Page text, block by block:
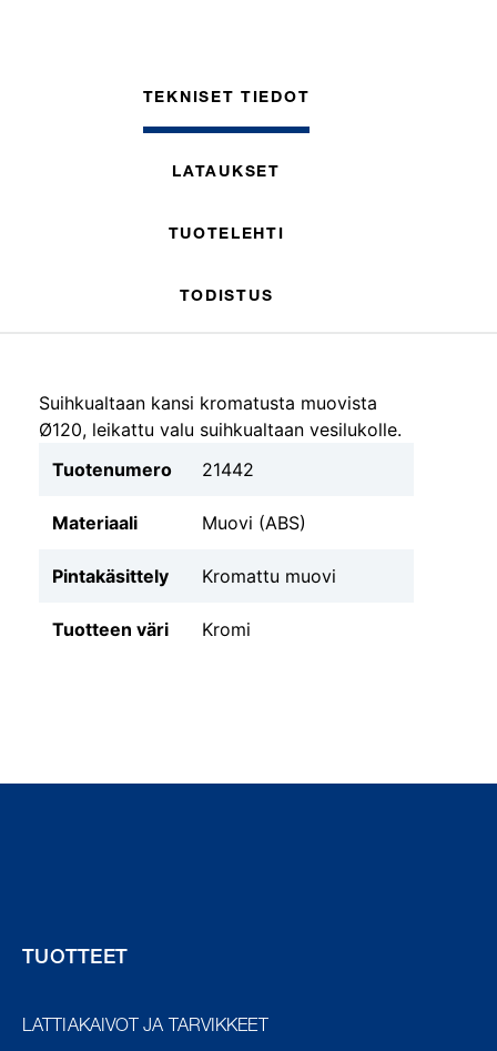
TEKNISET TIEDOT
LATAUKSET
TUOTELEHTI
TODISTUS
Suihkualtaan kansi kromatusta muovista
Ø120, leikattu valu suihkualtaan vesilukolle.
Tuotenumero
21442
Materiaali Muovi (ABS)
Pintakäsittely Kromattu muovi
Tuotteen väri Kromi
TUOTTEET
LATTIAKAIVOT JA TARVIKKEET